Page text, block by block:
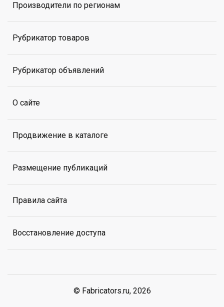
Производители по регионам
Рубрикатор товаров
Рубрикатор объявлений
О сайте
Продвижение в каталоге
Размещение публикаций
Правила сайта
Восстановление доступа
© Fabricators.ru, 2026